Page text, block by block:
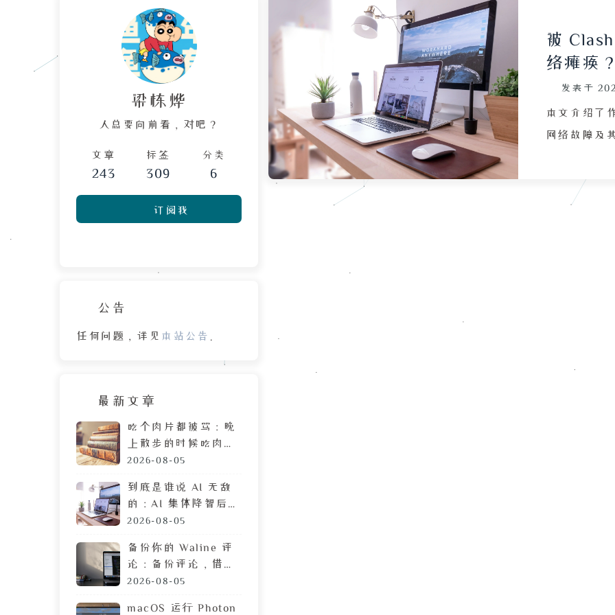
被
络瘫痪
发表于
本文介绍了
网络故障及
络服务均无
的 Tun
改为
梁栋烨
人总要向前看，对吧？
文章
243
标签
309
分类
6
订阅我
公告
任何问题，详见 本站公告
最新文章
吃个肉片都被骂：晚
上散步的时候吃肉
脯，遭陌生人鄙视的
2026-08-05
到底是谁说 AI 无敌
的：AI 集体降智后，
DeepSeek 让我彻底
2026-08-05
备份你的 Waline 评
论：备份评论，借助
GitHub 定时执行任
2026-08-05
macOS 运行 Photon